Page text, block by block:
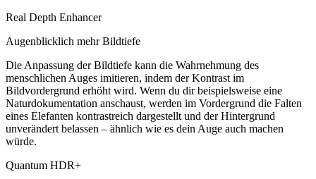
Real Depth Enhancer
Augenblicklich mehr Bildtiefe
Die Anpassung der Bildtiefe kann die Wahrnehmung des
menschlichen Auges imitieren, indem der Kontrast im
Bildvordergrund erhöht wird. Wenn du dir beispielsweise eine
Naturdokumentation anschaust, werden im Vordergrund die Falten
eines Elefanten kontrastreich dargestellt und der Hintergrund
unverändert belassen – ähnlich wie es dein Auge auch machen
würde.
Quantum HDR+